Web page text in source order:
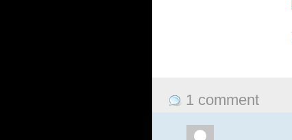
1 comment